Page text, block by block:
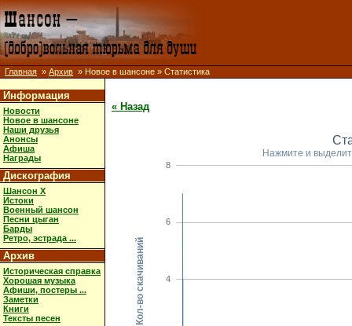
Главная » Архив » Новое в шансоне » Статистика
Информация
Новости
Новое в шансоне
Наши друзья
Анонсы
Афиша
Награды
Дискография
Шансон X
Истоки
Военный шансон
Песни цыган
Барды
Ретро, эстрада ...
Архив
Историческая справка
Хорошая музыка
Афиши, постеры ...
Заметки
Книги
Тексты песен
« Назад
4
6
8
Кол-во скачиваний
Нажмите и